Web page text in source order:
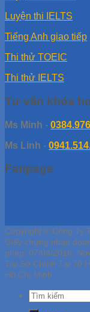
Luyện thi IELTS
Tiếng Anh giao tiếp
Thi thử TOEIC
Thi thử IELTS
Tư vấn khóa
Ms Minh -
Ms Linh -
Fanpage
Copyright © Công Ty
Giấy chứng nhận
phép: 07/04/2016,
Trụ Sở Chính Tại 70
Hồ Chí Minh